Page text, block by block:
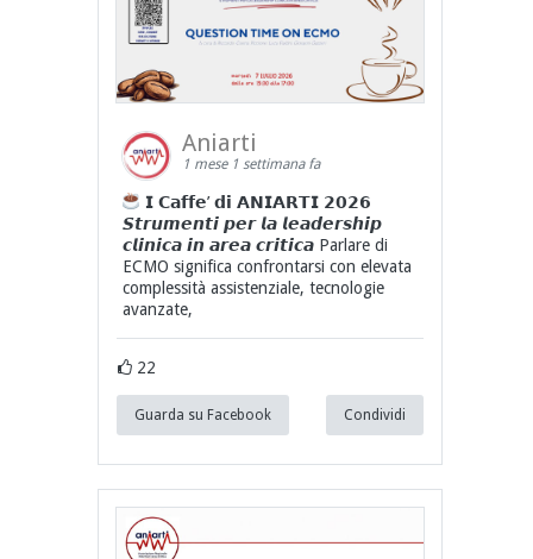
Aniarti
1 mese 1 settimana fa
𝗜 𝗖𝗮𝗳𝗳𝗲’ 𝗱𝗶 𝗔𝗡𝗜𝗔𝗥𝗧𝗜 𝟮𝟬𝟮𝟲
𝙎𝙩𝙧𝙪𝙢𝙚𝙣𝙩𝙞 𝙥𝙚𝙧 𝙡𝙖 𝙡𝙚𝙖𝙙𝙚𝙧𝙨𝙝𝙞𝙥
𝙘𝙡𝙞𝙣𝙞𝙘𝙖 𝙞𝙣 𝙖𝙧𝙚𝙖 𝙘𝙧𝙞𝙩𝙞𝙘𝙖 Parlare di
ECMO significa confrontarsi con elevata
complessità assistenziale, tecnologie
avanzate,
22
Guarda su Facebook Condividi